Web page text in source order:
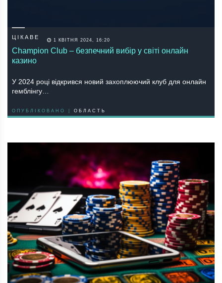
ЦІКАВЕ 1 КВІТНЯ 2024, 16:20
Champion Club – безпечний вибір у світі онлайн
казино
У 2024 році відкрився новий захоплюючий клуб для онлайн
гемблінгу…
ОПУБЛІКОВАНО | ОБЛАСТЬ